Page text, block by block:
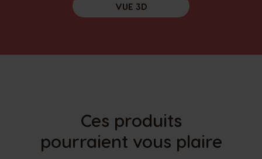
VUE 3D
Ces produits
pourraient vous plaire